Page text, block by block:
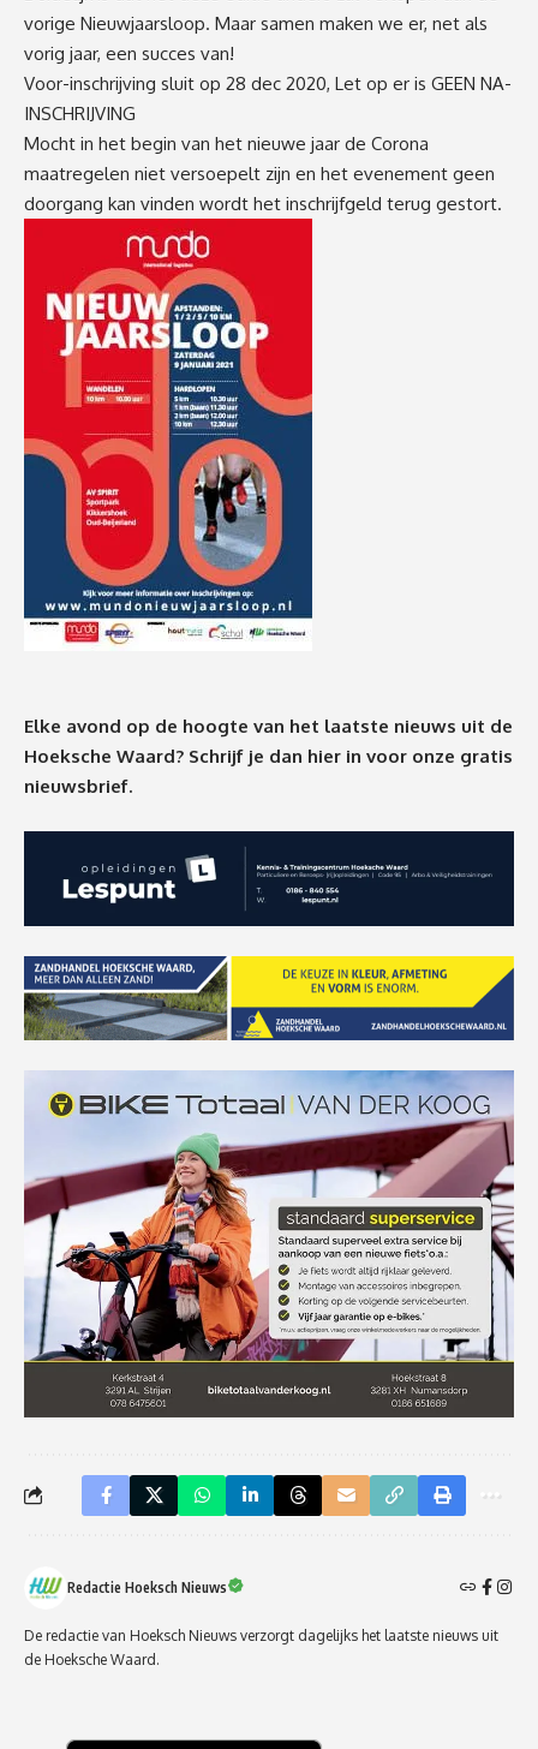
vorige Nieuwjaarsloop. Maar samen maken we er, net als
vorig jaar, een succes van!
Voor-inschrijving sluit op 28 dec 2020, Let op er is GEEN NA-
INSCHRIJVING
Mocht in het begin van het nieuwe jaar de Corona
maatregelen niet versoepelt zijn en het evenement geen
doorgang kan vinden wordt het inschrijfgeld terug gestort.
Elke avond op de hoogte van het laatste nieuws uit de
Hoeksche Waard? Schrijf je dan hier in voor onze gratis
nieuwsbrief.
Redactie Hoeksch Nieuws
De redactie van Hoeksch Nieuws verzorgt dagelijks het laatste nieuws uit
de Hoeksche Waard.